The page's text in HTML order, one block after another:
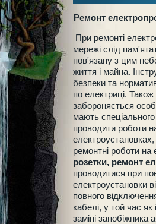
Ремонт
При ремонті
мережі слід
пов'язану з цим
життя і майна.
безпеки та
по електриці.
забороняється
мають
проводити роботи
ремонтні роботи на
розетки, ремонт
проводитися при
електроустановки
повного
кабелі, у той час
заміні запобіжника